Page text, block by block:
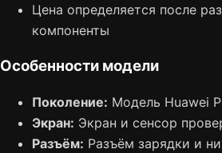
Цена определяется после
компоненты
Особенности модели
Поколение: Модель Huawei
Экран: Экран и сенсор
Разъём: Разъём зарядки и